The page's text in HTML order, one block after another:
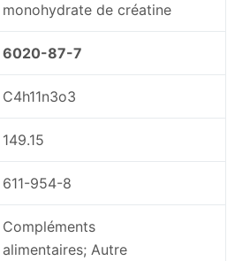
monohydrate de créatine
6020-87-7
C4h11n3o3
149.15
611-954-8
Compléments
alimentaires; Autre